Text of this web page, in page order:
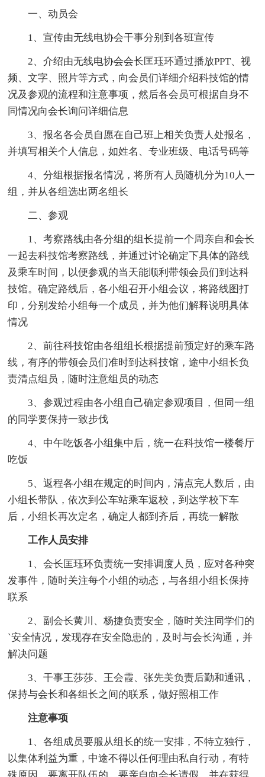
一、动员会
1、宣传由无线电协会干事分别到各班宣传
2、介绍由无线电协会会长匡珏环通过播放PPT、视
频、文字、照片等方式，向会员们详细介绍科技馆的情
况及参观的流程和注意事项，然后各会员可根据自身不
同情况向会长询问详细信息
3、报名各会员自愿在自己班上相关负责人处报名，
并填写相关个人信息，如姓名、专业班级、电话号码等
4、分组根据报名情况，将所有人员随机分为10人一
组，并从各组选出两名组长
二、参观
1、考察路线由各分组的组长提前一个周亲自和会长
一起去科技馆考察路线，并通过讨论确定下具体的路线
及乘车时间，以便参观的当天能顺利带领会员们到达科
技馆。确定路线后，各小组召开小组会议，将路线图打
印，分别发给小组每一个成员，并为他们解释说明具体
情况
2、前往科技馆由各组组长根据提前预定好的乘车路
线，有序的带领会员们准时到达科技馆，途中小组长负
责清点组员，随时注意组员的动态
3、参观过程由各小组自己确定参观项目，但同一组
的同学要保持一致步伐
4、中午吃饭各小组集中后，统一在科技馆一楼餐厅
吃饭
5、返程各小组在规定的时间内，清点完人数后，由
小组长带队，依次到公车站乘车返校，到达学校下车
后，小组长再次定名，确定人都到齐后，再统一解散
工作人员安排
1、会长匡珏环负责统一安排调度人员，应对各种突
发事件，随时关注每个小组的动态，与各组小组长保持
联系
2、副会长黄川、杨捷负责安全，随时关注同学们的
`安全情况，发现存在安全隐患的，及时与会长沟通，并
解决问题
3、干事王莎莎、王会霞、张先美负责后勤和通讯，
保持与会长和各组长之间的联系，做好照相工作
注意事项
1、各组成员要服从组长的统一安排，不特立独行，
以集体利益为重，中途不得以任何理由私自行动，有特